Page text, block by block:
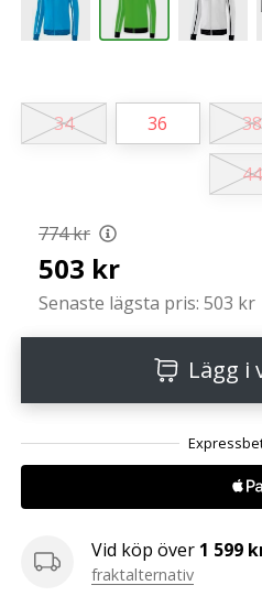
34 36 38
44
774 kr
503 kr
Senaste lägsta pris: 503 kr
Lägg i
Vid köp över 1 599
fraktalternativ